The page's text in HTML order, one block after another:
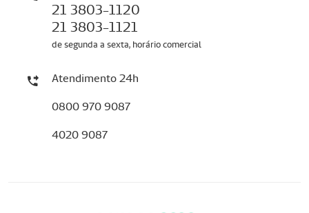
21 3803-1120
21 3803-1121
de segunda a sexta, horário comercial
Atendimento 24h
0800 970 9087
4020 9087